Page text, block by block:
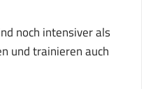
noch intensiver als
und trainieren auch